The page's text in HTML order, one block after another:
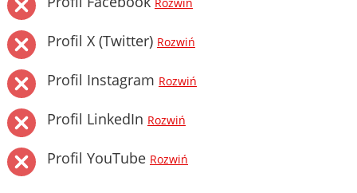
Rozwiń
Profil X (Twitter) Rozwiń
Profil Instagram Rozwiń
Profil LinkedIn Rozwiń
Profil YouTube Rozwiń